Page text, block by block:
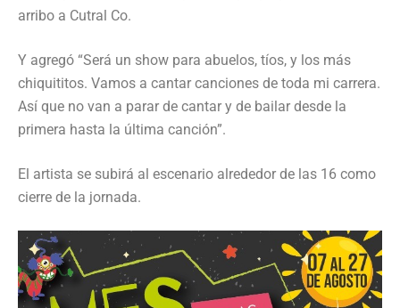
arribo a Cutral Co.
Y agregó “Será un show para abuelos, tíos, y los más
chiquititos. Vamos a cantar canciones de toda mi carrera.
Así que no van a parar de cantar y de bailar desde la
primera hasta la última canción”.
El artista se subirá al escenario alrededor de las 16 como
cierre de la jornada.